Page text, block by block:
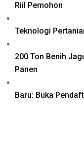
Riil Pemohon
Teknologi
200 Ton Benih
Panen
Baru: Buka